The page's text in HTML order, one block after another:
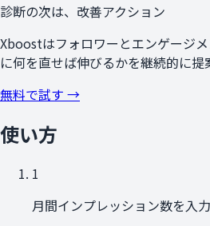
診断の次は、改善アクション
Xboostはフォロワーとエンゲージ
に何を直せば伸びるかを継続的に提
無料で試す →
使い方
1
月間インプレッション数を入力